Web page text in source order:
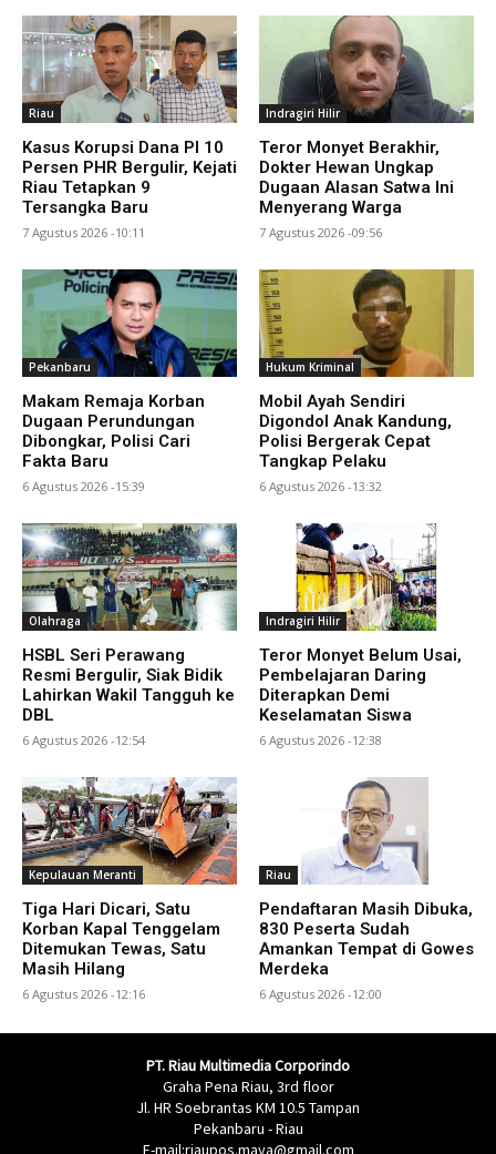
Riau
Kasus Korupsi Dana PI 10
Persen PHR Bergulir, Kejati
Riau Tetapkan 9
Tersangka Baru
7 Agustus 2026 -10:11
Indragiri Hilir
Teror Monyet Berakhir,
Dokter Hewan Ungkap
Dugaan Alasan Satwa Ini
Menyerang Warga
7 Agustus 2026 -09:56
Pekanbaru
Makam Remaja Korban
Dugaan Perundungan
Dibongkar, Polisi Cari
Fakta Baru
6 Agustus 2026 -15:39
Hukum Kriminal
Mobil Ayah Sendiri
Digondol Anak Kandung,
Polisi Bergerak Cepat
Tangkap Pelaku
6 Agustus 2026 -13:32
Olahraga
HSBL Seri Perawang
Resmi Bergulir, Siak Bidik
Lahirkan Wakil Tangguh ke
DBL
6 Agustus 2026 -12:54
Indragiri Hilir
Teror Monyet Belum Usai,
Pembelajaran Daring
Diterapkan Demi
Keselamatan Siswa
6 Agustus 2026 -12:38
Kepulauan Meranti
Tiga Hari Dicari, Satu
Korban Kapal Tenggelam
Ditemukan Tewas, Satu
Masih Hilang
6 Agustus 2026 -12:16
Riau
Pendaftaran Masih Dibuka,
830 Peserta Sudah
Amankan Tempat di Gowes
Merdeka
6 Agustus 2026 -12:00
PT. Riau Multimedia Corporindo
Graha Pena Riau, 3rd floor
Jl. HR Soebrantas KM 10.5 Tampan
Pekanbaru - Riau
E-mail:riaupos.maya@gmail.com